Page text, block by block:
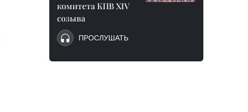
комитета КПВ XIV
созыва
ПРОСЛУШАТЬ